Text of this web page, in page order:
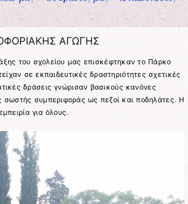
ΑΓΩΓΗΣ
του σχολείου μας επισκέφτηκαν το Πάρκο
σε εκπαιδευτικές δραστηριότητες σχετικές
δράσεις γνώρισαν βασικούς κανόνες
σωστής συμπεριφοράς ως πεζοί και ποδηλάτες. Η
για όλους.